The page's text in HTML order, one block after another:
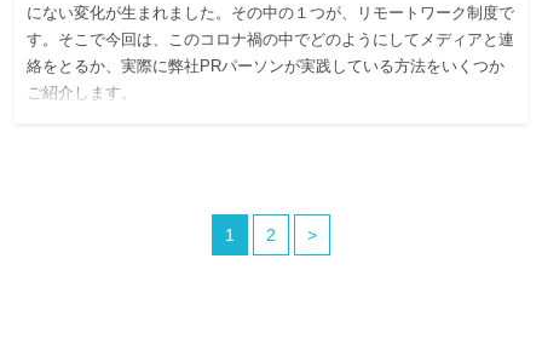
にない変化が生まれました。その中の１つが、リモートワーク制度で
す。そこで今回は、このコロナ禍の中でどのようにしてメディアと連
絡をとるか、実際に弊社PRパーソンが実践している方法をいくつか
ご紹介します。
1 2 >